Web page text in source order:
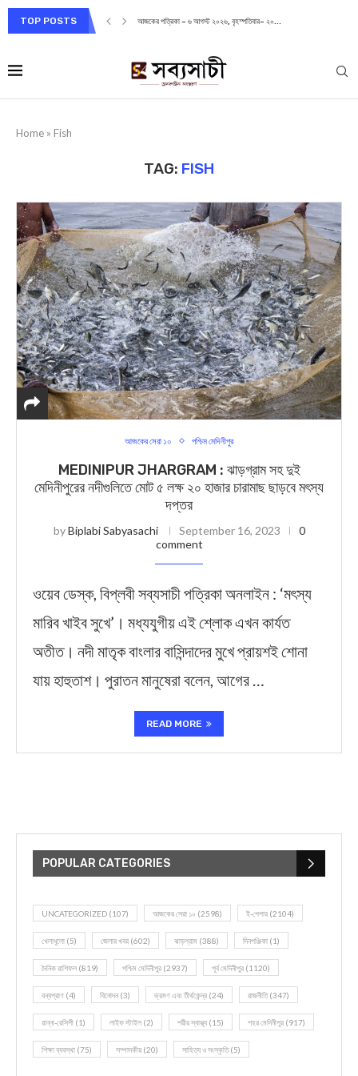
TOP POSTS আজকের পত্রিকা – ৬ আগস্ট ২০২৬, বৃহস্পতিবার– ২০...
Home » Fish
TAG: FISH
আজকের সেরা ১০ পশ্চিম মেদিনীপুর
MEDINIPUR JHARGRAM : ঝাড়গ্রাম সহ দুই
মেদিনীপুরের নদীগুলিতে মোট ৫ লক্ষ ২০ হাজার চারামাছ ছাড়বে মৎস্য
দপ্তর
byBiplabi Sabyasachi September 16, 2023
0
comment
ওয়েব ডেস্ক, বিপ্লবী সব্যসাচী পত্রিকা অনলাইন : ‘মৎস্য
মারিব খাইব সুখে’। মধ্যযুগীয় এই শ্লোক এখন কার্যত
অতীত। নদী মাতৃক বাংলার বাসিন্দাদের মুখে প্রায়শই শোনা
যায় হাহুতাশ। পুরাতন মানুষেরা বলেন, আগের …
READ MORE
POPULAR CATEGORIES
UNCATEGORIZED (107) আজকের সেরা ১০ (2598) ই-পেপার (2104)
খেলাধূলো (5) জেলার খবর (602) ঝাড়গ্রাম (388) দিনপঞ্জিকা (1)
দৈনিক রাশিফল (819) পশ্চিম মেদিনীপুর (2937) পূর্ব মেদিনীপুর (1120)
বন্যপ্রাণ (4) বিনোদন(3) ভ্রমণ এবং তীর্থকেন্দ্র (24) রাজনীতি(347)
রান্না-রেসিপী (1) লাইফ স্টাইল (2) শরীর স্বাস্থ্য (15) শহর মেদিনীপুর (917)
শিক্ষা ব্যবস্থা (75) সম্পাদকীয় (20) সাহিত্য ও সংস্কৃতি(5)